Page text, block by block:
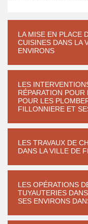
LA MISE EN PLACE
CUISINES DANS LA
ENVIRONS
LES
RÉPARATION
POUR LES
FILLONNIERE ET
LES TRAVAUX DE
DANS LA VILLE DE
LES OPÉRATIONS
TUYAUTERIES
SES ENVIRONS